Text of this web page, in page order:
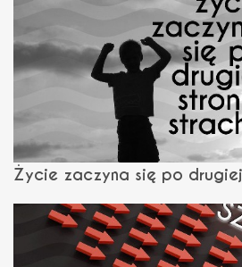
Życie zaczyna się po